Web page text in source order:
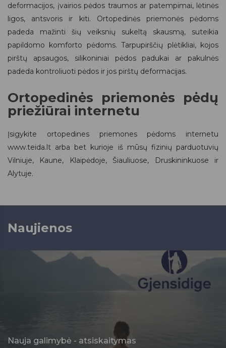
deformacijos, įvairios pėdos traumos ar patempimai, lėtinės
ligos, antsvoris ir kiti. Ortopedinės priemonės pėdoms
padeda mažinti šių veiksnių sukeltą skausmą, suteikia
papildomo komforto pėdoms. Tarpupirščių plėtikliai, kojos
pirštų apsaugos, silikoniniai pėdos padukai ar pakulnės
padeda kontroliuoti pėdos ir jos pirštų deformacijas.
Ortopedinės priemonės pėdų
priežiūrai internetu
Įsigykite ortopedines priemones pėdoms internetu
www.teida.lt arba bet kurioje iš mūsų fizinių parduotuvių
Vilniuje, Kaune, Klaipėdoje, Šiauliuose, Druskininkuose ir
Alytuje.
Naujienos
Nauja galimybė - atsiskaitymas